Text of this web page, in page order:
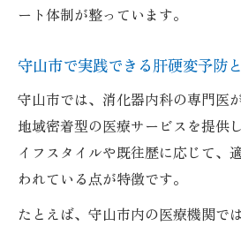
ート体制が整っています。
守山市で実践できる肝硬変予防
守山市では、消化器内科の専門医
地域密着型の医療サービスを提供
イフスタイルや既往歴に応じて、
われている点が特徴です。
たとえば、守山市内の医療機関で